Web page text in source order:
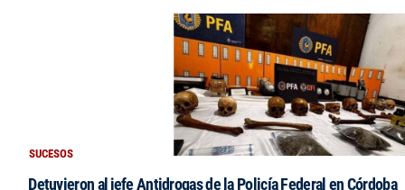
SUCESOS
Detuvieron al jefe Antidrogas de la Policía Federal en Córdoba